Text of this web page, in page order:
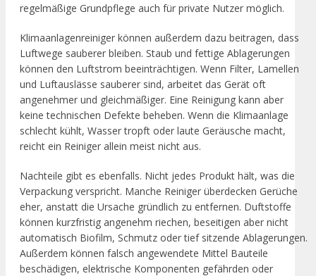
regelmäßige Grundpflege auch für private Nutzer möglich.
Klimaanlagenreiniger können außerdem dazu beitragen, dass
Luftwege sauberer bleiben. Staub und fettige Ablagerungen
können den Luftstrom beeinträchtigen. Wenn Filter, Lamellen
und Luftauslässe sauberer sind, arbeitet das Gerät oft
angenehmer und gleichmäßiger. Eine Reinigung kann aber
keine technischen Defekte beheben. Wenn die Klimaanlage
schlecht kühlt, Wasser tropft oder laute Geräusche macht,
reicht ein Reiniger allein meist nicht aus.
Nachteile gibt es ebenfalls. Nicht jedes Produkt hält, was die
Verpackung verspricht. Manche Reiniger überdecken Gerüche
eher, anstatt die Ursache gründlich zu entfernen. Duftstoffe
können kurzfristig angenehm riechen, beseitigen aber nicht
automatisch Biofilm, Schmutz oder tief sitzende Ablagerungen.
Außerdem können falsch angewendete Mittel Bauteile
beschädigen, elektrische Komponenten gefährden oder